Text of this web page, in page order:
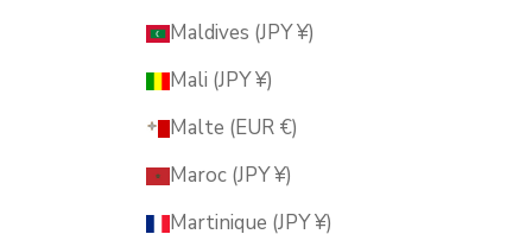
Maldives (JPY ¥)
Mali (JPY ¥)
Malte (EUR €)
Maroc (JPY ¥)
Martinique (JPY ¥)